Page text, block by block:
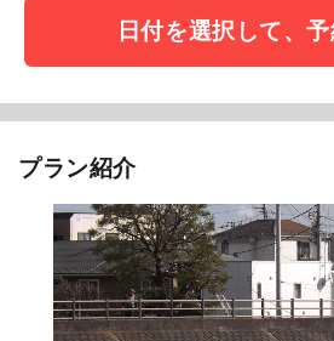
日付を選択して、
プラン紹介